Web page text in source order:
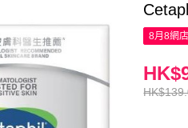
8月8網